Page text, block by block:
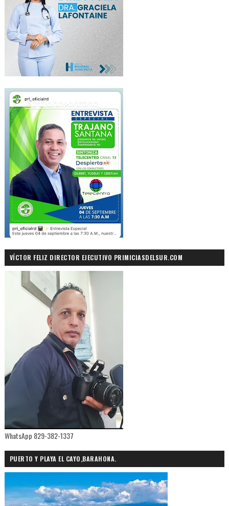
VÍCTOR FELIZ DIRECTOR EJECUTIVO PRIMICIASDELSUR.COM
WhatsApp 829-382-1337
PUERTO Y PLAYA EL CAYO,BARAHONA.